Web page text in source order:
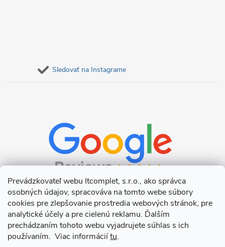
Prevádzkovateľ webu Itcomplet, s.r.o., ako správca
osobných údajov, spracováva na tomto webe súbory
cookies pre zlepšovanie prostredia webových stránok, pre
analytické účely a pre cielenú reklamu. Ďalším
prechádzaním tohoto webu vyjadrujete súhlas s ich
používaním. Viac informáciítu.
Sledovať na Instagrame